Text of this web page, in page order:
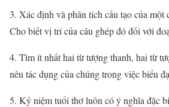
3. Xác định và phân tích cấu tạo của một
Cho biết vị trí của câu ghép đó đối với
4. Tìm ít nhất hai từ tượng thanh, hai từ
nêu tác dụng của chúng trong việc biểu
5. Kỷ niệm tuổi thơ luôn có ý nghĩa đặc